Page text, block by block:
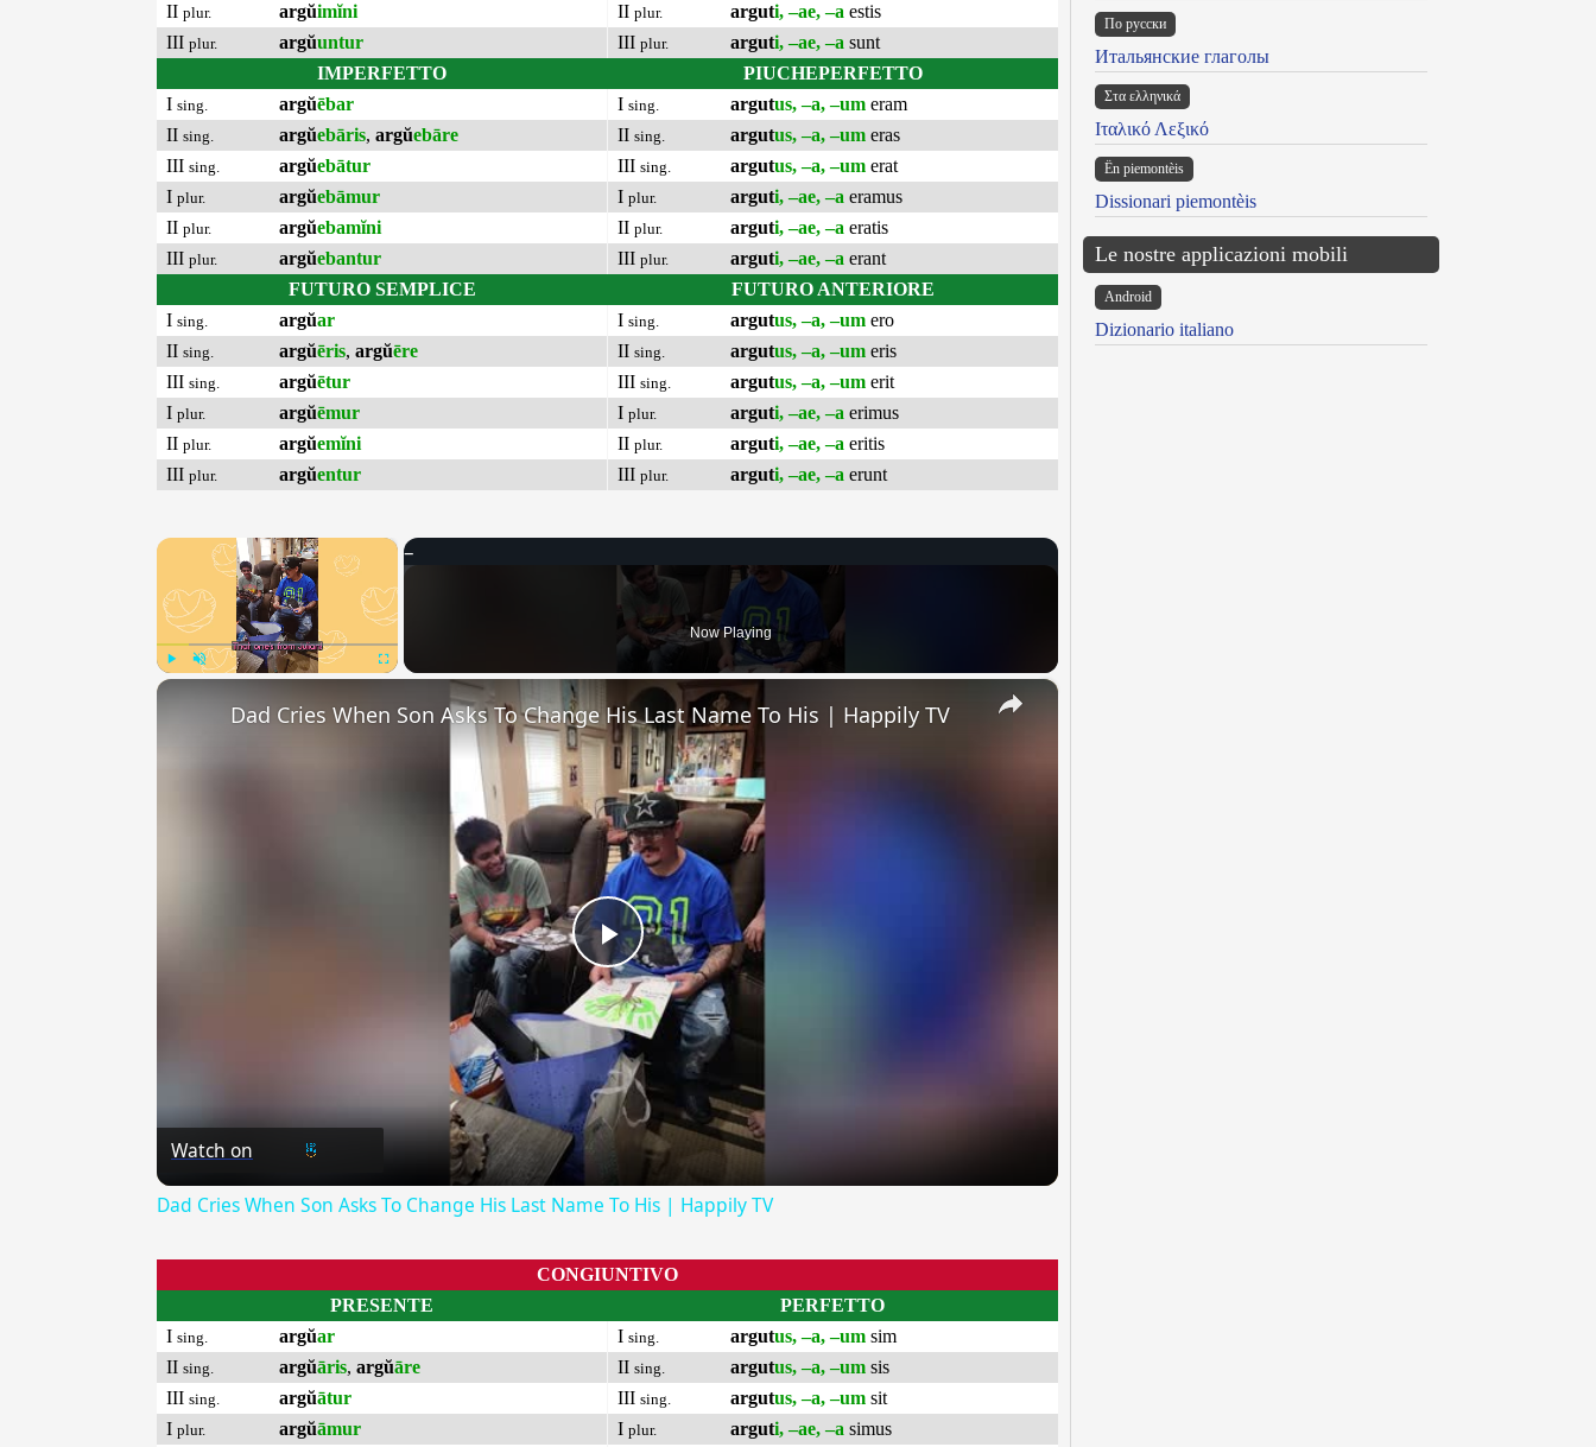
II plur. argŭimĭni
III plur. argŭuntur
IMPERFETTO
I sing. argŭēbar
II sing. argŭebāris, argŭebāre
III sing. argŭebātur
I plur. argŭebāmur
II plur. argŭebamĭni
III plur. argŭebantur
FUTURO SEMPLICE
I sing. argŭar
II sing. argŭēris, argŭēre
III sing. argŭētur
I plur. argŭēmur
II plur. argŭemĭni
III plur. argŭentur
II plur. arguti, –ae, –a estis
III plur. arguti, –ae, –a sunt
PIUCHEPERFETTO
I sing. argutus, –a, –um eram
II sing. argutus, –a, –um eras
III sing. argutus, –a, –um erat
I plur. arguti, –ae, –a eramus
II plur. arguti, –ae, –a eratis
III plur. arguti, –ae, –a erant
FUTURO ANTERIORE
I sing. argutus, –a, –um ero
II sing. argutus, –a, –um eris
III sing. argutus, –a, –um erit
I plur. arguti, –ae, –a erimus
II plur. arguti, –ae, –a eritis
III plur. arguti, –ae, –a erunt
×
Now Playing
×
Play
Video
Dad Cries When Son Asks To Change His Last Name To His | Happily TV
Watch on
Dad Cries When Son Asks To Change His Last Name To His | Happily TV
CONGIUNTIVO
PRESENTE
I sing. argŭar
II sing. argŭāris, argŭāre
III sing. argŭātur
I plur. argŭāmur
PERFETTO
I sing. argutus, –a, –um sim
II sing. argutus, –a, –um sis
III sing. argutus, –a, –um sit
I plur. arguti, –ae, –a simus
По русски
Итальянские глаголы
Στα ελληνικά
Ιταλικό Λεξικό
Ën piemontèis
Dissionari piemontèis
Le nostre applicazioni mobili
Android
Dizionario italiano